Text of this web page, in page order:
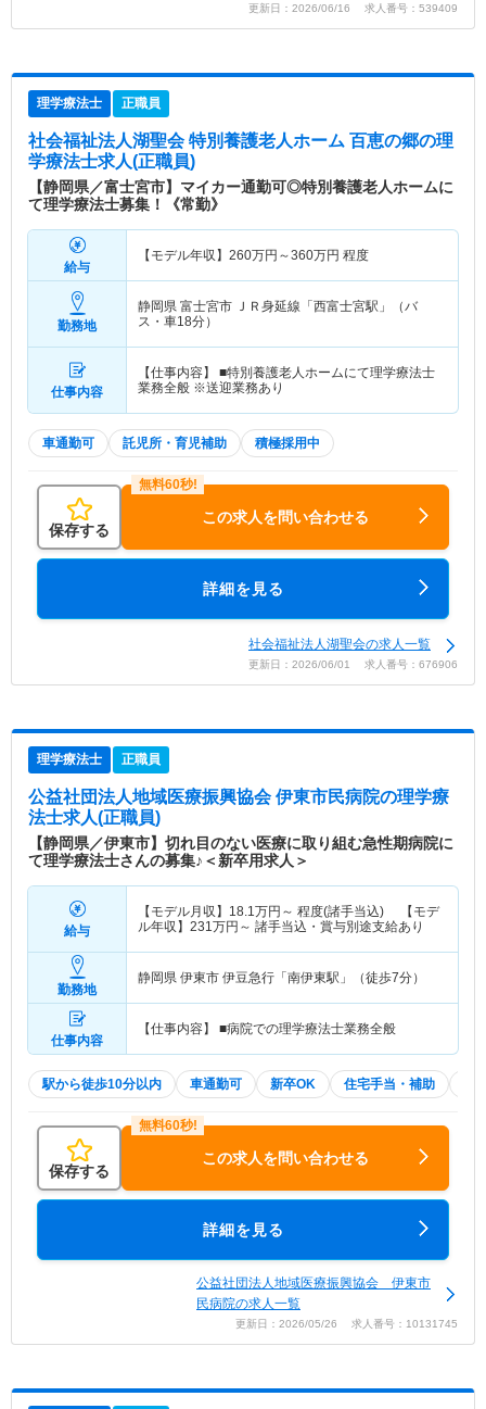
更新日：2026/06/16 求人番号：539409
理学療法士 正職員
社会福祉法人湖聖会 特別養護老人ホーム 百恵の郷の理
学療法士求人(正職員)
【静岡県／富士宮市】マイカー通勤可◎特別養護老人ホームに
て理学療法士募集！《常勤》
給与
【モデル年収】 260万円～360万円 程度
勤務地
静岡県 富士宮市 ＪＲ身延線「西富士宮駅」（バ
ス・車18分）
仕事内容
【仕事内容】 ■特別養護老人ホームにて理学療法士
業務全般 ※送迎業務あり
車通勤可 託児所・育児補助 積極採用中
保存する
この求人を問い合わせる
詳細を見る
社会福祉法人湖聖会の求人一覧
更新日：2026/06/01 求人番号：676906
理学療法士 正職員
公益社団法人地域医療振興協会 伊東市民病院の理学療
法士求人(正職員)
【静岡県／伊東市】切れ目のない医療に取り組む急性期病院に
て理学療法士さんの募集♪＜新卒用求人＞
給与
【モデル月収】 18.1万円～ 程度(諸手当込) 【モデ
ル年収】 231万円～ 諸手当込・賞与別途支給あり
勤務地
静岡県 伊東市 伊豆急行「南伊東駅」（徒歩7分）
仕事内容
【仕事内容】 ■病院での理学療法士業務全般
駅から徒歩10分以内 車通勤可 新卒OK 住宅手当・補助
保存する
この求人を問い合わせる
詳細を見る
公益社団法人地域医療振興協会 伊東市
民病院の求人一覧
更新日：2026/05/26 求人番号：10131745